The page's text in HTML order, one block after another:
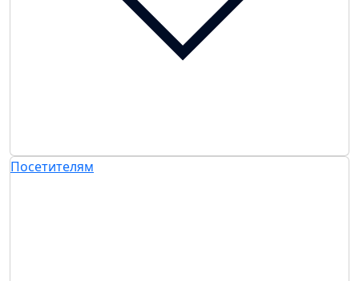
Посетителям